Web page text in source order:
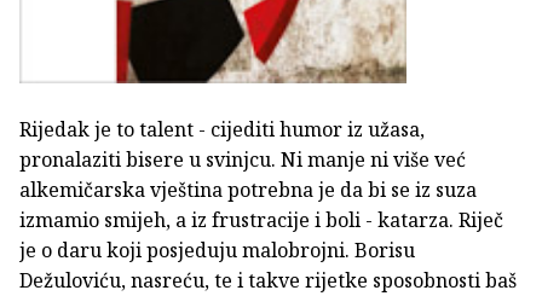
Rijedak je to talent - cijediti humor iz užasa,
pronalaziti bisere u svinjcu. Ni manje ni više već
alkemičarska vještina potrebna je da bi se iz suza
izmamio smijeh, a iz frustracije i boli - katarza. Riječ
je o daru koji posjeduju malobrojni. Borisu
Dežuloviću, nasreću, te i takve rijetke sposobnosti baš